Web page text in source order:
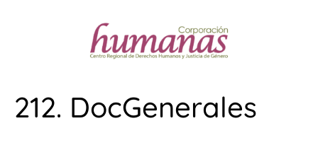
212. DocGenerales